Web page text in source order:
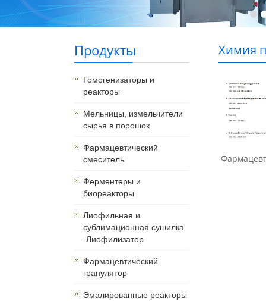
Продукты
Гомогенизаторы и
реакторы
Мельницы, измельчители
сырья в порошок
Фармацевтический
смеситель
Ферментеры и
биореакторы
Лиофильная и
сублимационная сушилка
-Лиофилизатор
Фармацевтический
гранулятор
Эмалированные реакторы
Химия